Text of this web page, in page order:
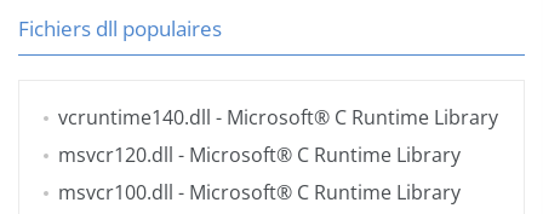
Fichiers dll populaires
vcruntime140.dll - Microsoft® C Runtime Library
msvcr120.dll - Microsoft® C Runtime Library
msvcr100.dll - Microsoft® C Runtime Library